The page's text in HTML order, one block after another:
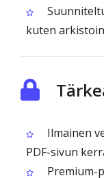
kuten
Ilmainen
PDF-sivun
Premium-